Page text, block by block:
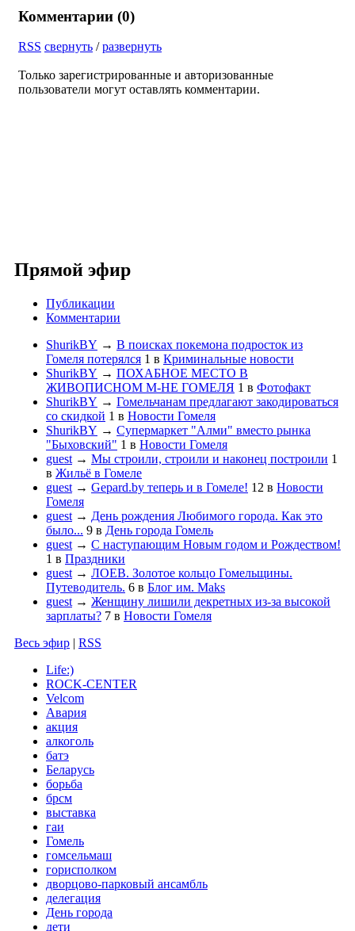
Комментарии (0)
RSS свернуть /развернуть
Только зарегистрированные и авторизованные
пользователи могут оставлять комментарии.
Прямой эфир
Публикации
Комментарии
ShurikBY → В поисках покемона подросток из
Гомеля потерялся 1 в Криминальные новости
ShurikBY → ПОХАБНОЕ МЕСТО В
ЖИВОПИСНОМ М-НЕ ГОМЕЛЯ 1 в Фотофакт
ShurikBY → Гомельчанам предлагают закодироваться
со скидкой 1 в Новости Гомеля
ShurikBY → Супермаркет "Алми" вместо рынка
"Быховский" 1 в Новости Гомеля
guest → Мы строили, строили и наконец построили 1
в Жильё в Гомеле
guest → Gepard.by теперь и в Гомеле! 12 в Новости
Гомеля
guest → День рождения Любимого города. Как это
было... 9 в День города Гомель
guest → С наступающим Новым годом и Рождеством!
1 в Праздники
guest → ЛОЕВ. Золотое кольцо Гомельщины.
Путеводитель. 6 в Блог им. Maks
guest → Женщину лишили декретных из-за высокой
зарплаты? 7 в Новости Гомеля
Весь эфир | RSS
Life:)
ROCK-CENTER
Velcom
Авария
акция
алкоголь
батэ
Беларусь
борьба
брсм
выставка
гаи
Гомель
гомсельмаш
горисполком
дворцово-парковый ансамбль
делегация
День города
дети